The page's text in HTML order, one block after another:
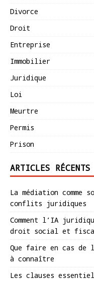
Divorce
Droit
Entreprise
Immobilier
Juridique
Loi
Meurtre
Permis
Prison
ARTICLES RÉCENTS
La médiation comme
conflits juridiques
Comment l’IA
droit social et
Que faire en cas
à connaître
Les clauses